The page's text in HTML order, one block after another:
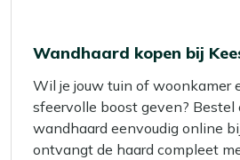
Wandhaard kopen bij
Wil je jouw tuin of woonkamer
sfeervolle boost geven? Bestel
wandhaard eenvoudig online
ontvangt de haard compleet